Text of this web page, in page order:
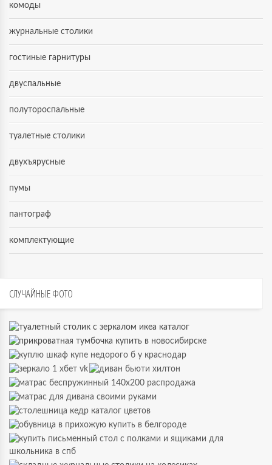
комоды
журнальные столики
гостиные гарнитуры
двуспальные
полутороспальные
туалетные столики
двухъярусные
пумы
пантограф
комплектующие
СЛУЧАЙНЫЕФОТО